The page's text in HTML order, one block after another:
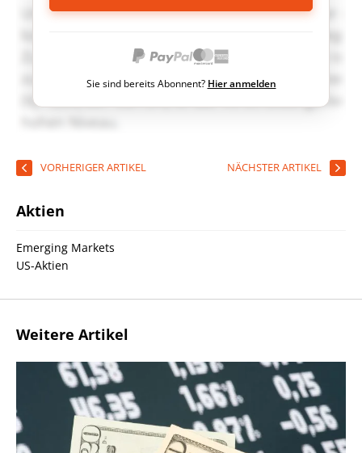
Sie sind bereits Abonnent? Hier anmelden
VORHERIGER ARTIKEL NÄCHSTER ARTIKEL
Aktien
Emerging Markets
US-Aktien
Weitere Artikel